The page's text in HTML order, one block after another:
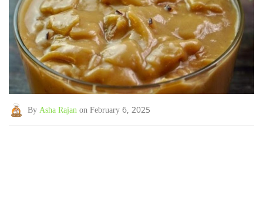
By Asha Rajan on February 6, 2025